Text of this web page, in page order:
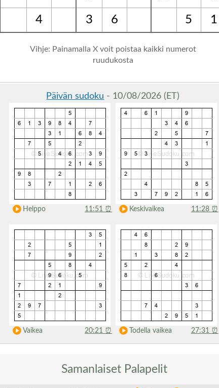
4
3 6 5 1
Vihje: Painamalla X voit poistaa kaikki numerot
ruudukosta
Päivän sudoku - 10/08/2026 (ET)
Helppo 11:51 ⏰ Keskivaikea 11:28 ⏰
Vaikea 20:21 ⏰ Todella vaikea 27:31 ⏰
Samanlaiset Palapelit